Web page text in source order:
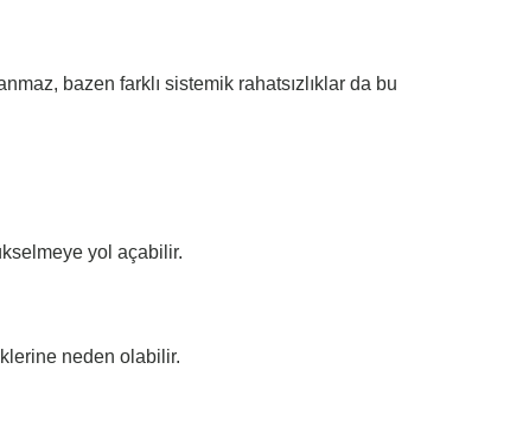
bazen farklı sistemik rahatsızlıklar da bu
yol açabilir.
neden olabilir.